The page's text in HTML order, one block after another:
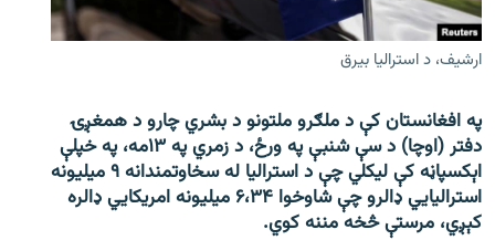
ارشیف، د استرالیا بیرق
په افغانستان کې د ملګرو ملتونو د بشري چارو د همغږۍ
دفتر (اوچا) د سې ‌شنبې په ورځ، د زمري په ۱۳مه، په خپلې
اېکسپاڼه کې لیکلي چې د استرالیا له سخاوتمندانه ۹ میلیونه
استرالیايي ډالرو چې شاوخوا ۶،۳۴ میلیونه امریکايي ډالره
کېږي، مرستې څخه مننه کوي.